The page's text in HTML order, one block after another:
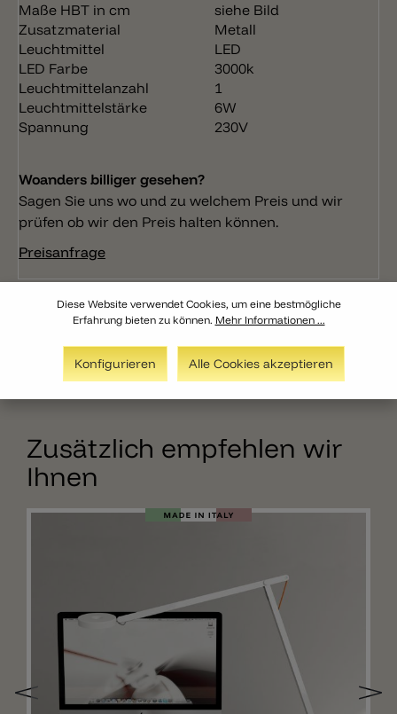
Maße HBT in cm
siehe Bild
Zusatzmaterial
Metall
Leuchtmittel
LED
LED Farbe
3000k
Leuchtmittelanzahl
1
Leuchtmittelstärke
6W
Spannung
230V
Woanders billiger gesehen?
Sagen Sie uns wo und zu welchem Preis und wir
prüfen ob wir den Preis halten können.
Preisanfrage
Zusätzlich empfehlen wir
Ihnen
Diese Website verwendet Cookies, um eine bestmögliche
Erfahrung bieten zu können. Mehr Informationen ...
Konfigurieren Alle Cookies akzeptieren